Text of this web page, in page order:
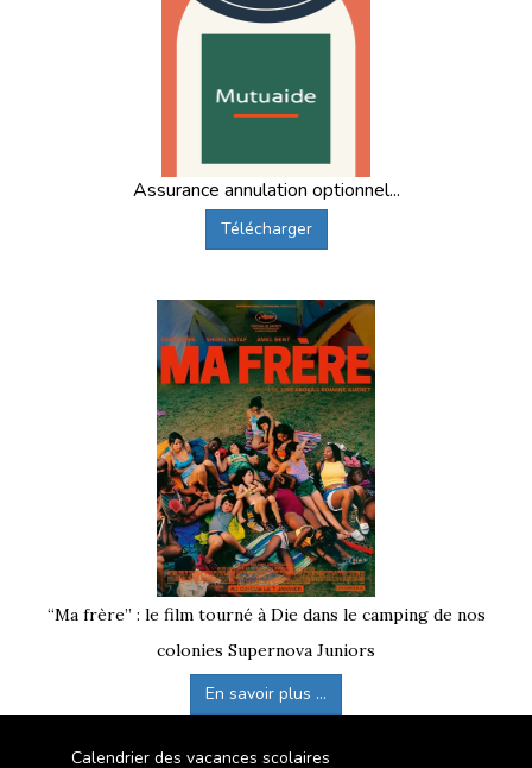
Assurance annulation optionnel...
Télécharger
“Ma frère” : le film tourné à Die dans le camping de nos
colonies Supernova Juniors
En savoir plus ...
Calendrier des vacances scolaires